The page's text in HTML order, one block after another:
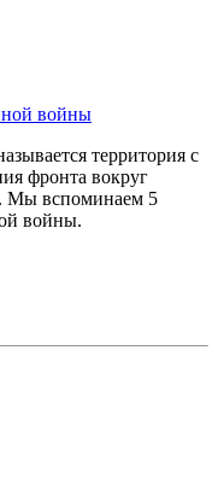
войны
территория с
фронта вокруг
Мы вспоминаем 5
войны.